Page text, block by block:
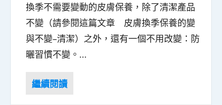
換季不需要變動的皮膚保養，除了清潔產品
不變（請參閱這篇文章 皮膚換季保養的變
與不變–清潔）之外，還有一個不用改變：防
曬習慣不變。...